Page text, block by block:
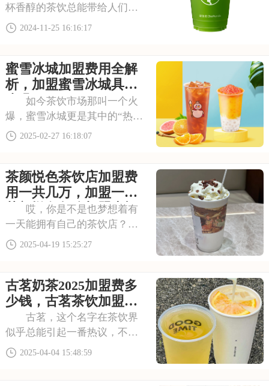
杯香醇的茶饮总能带给人们片
刻的宁静与享受。茶百道，这
无数创业者的目光。加盟茶百
道，不仅是对高品质生活的追
求，更是对美好未来
2024-11-25 16:16:17
蜜雪冰城加盟费用全解
析，加盟蜜雪冰城具体
步骤
如今茶饮市场那叫一个火
爆，蜜雪冰城更是其中的“热门
品牌”。它走的是平价路线，一
班族，都爱买它家的东西。在
大街小巷，常常能看到蜜雪冰
城的门店，生意
2025-02-27 16:18:07
茶颜悦色茶饮店加盟费
用一共几万，加盟一家
茶颜悦色怎么加盟大概
需要多少钱
哎，你是不是也梦想着有
一天能拥有自己的茶饮店？那
你可不能错过茶颜悦色这个加
茶颜悦色，你不仅能学到他们
的制茶秘籍，还能享受品牌带
来的巨大优势。本文
2025-04-19 15:25:27
古茗奶茶2025加盟费多
少钱，古茗茶饮加盟各
项费用分析
古茗，这个名字在茶饮界
似乎总能引起一番热议，不少
创业者都对其加盟费用感到好
2025-04-04 15:48:59